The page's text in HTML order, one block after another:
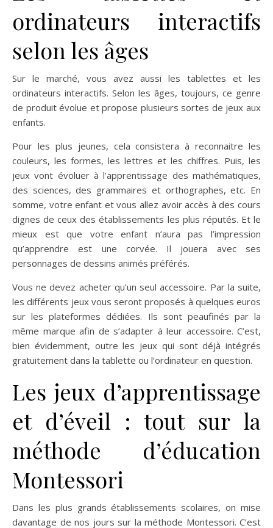
ordinateurs interactifs
selon les âges
Sur le marché, vous avez aussi les tablettes et les
ordinateurs interactifs. Selon les âges, toujours, ce genre
de produit évolue et propose plusieurs sortes de jeux aux
enfants.
Pour les plus jeunes, cela consistera à reconnaitre les
couleurs, les formes, les lettres et les chiffres. Puis, les
jeux vont évoluer à l’apprentissage des mathématiques,
des sciences, des grammaires et orthographes, etc. En
somme, votre enfant et vous allez avoir accès à des cours
dignes de ceux des établissements les plus réputés. Et le
mieux est que votre enfant n’aura pas l’impression
qu’apprendre est une corvée. Il jouera avec ses
personnages de dessins animés préférés.
Vous ne devez acheter qu’un seul accessoire. Par la suite,
les différents jeux vous seront proposés à quelques euros
sur les plateformes dédiées. Ils sont peaufinés par la
même marque afin de s’adapter à leur accessoire. C’est,
bien évidemment, outre les jeux qui sont déjà intégrés
gratuitement dans la tablette ou l’ordinateur en question.
Les jeux d’apprentissage
et d’éveil : tout sur la
méthode d’éducation
Montessori
Dans les plus grands établissements scolaires, on mise
davantage de nos jours sur la méthode Montessori. C’est